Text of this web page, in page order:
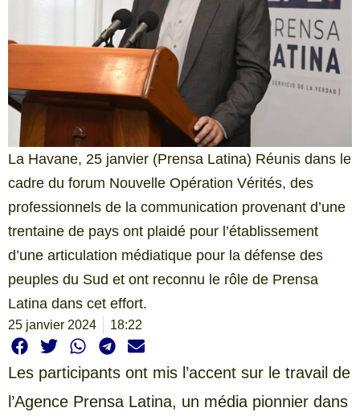
La Havane, 25 janvier (Prensa Latina) Réunis dans le
cadre du forum Nouvelle Opération Vérités, des
professionnels de la communication provenant d’une
trentaine de pays ont plaidé pour l’établissement
d’une articulation médiatique pour la défense des
peuples du Sud et ont reconnu le rôle de Prensa
Latina dans cet effort.
25 janvier 2024 18:22
Les participants ont mis l’accent sur le travail de
l’Agence Prensa Latina, un média pionnier dans